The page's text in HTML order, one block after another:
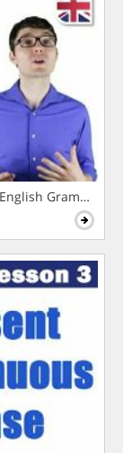
Grammar